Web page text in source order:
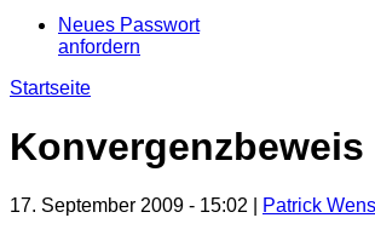
Neues Passwort
anfordern
Startseite
17. September 2009 - 15:02
Patrick